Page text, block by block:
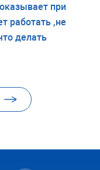
при
работать ,не
делать